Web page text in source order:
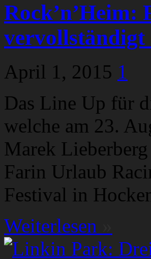
Rock’n’Heim:
vervollständigt
April 1, 2015 1
Das Line Up für
welche am 23.
Marek
Farin Urlaub
Festival in
Weiterlesen